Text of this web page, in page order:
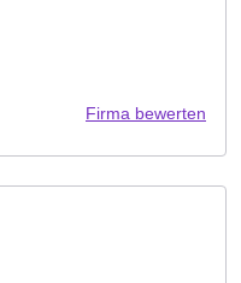
Firma bewerten